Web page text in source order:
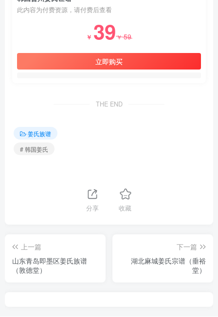
此内容为付费资源，请付费后查看
￥ 39￥59
立即购买
THE END
姜氏族谱
# 韩国姜氏
分享 收藏
上一篇
山东青岛即墨区姜氏族谱
（敦德堂）
下一篇
湖北麻城姜氏宗谱（垂裕
堂）